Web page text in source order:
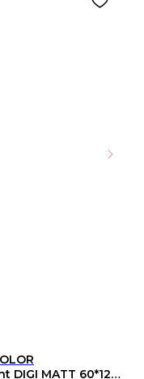
DIGI MATT 60*120